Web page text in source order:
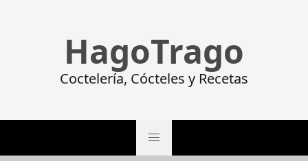
HagoTrago
Coctelería, Cócteles y Recetas